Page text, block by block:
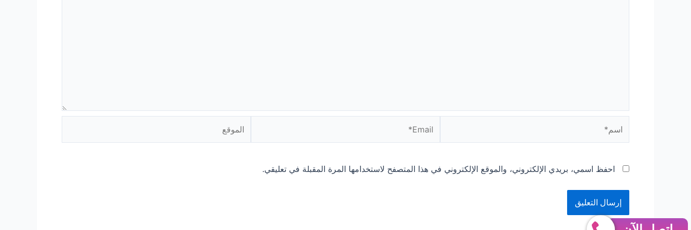
احفظ اسمي، بريدي الإلكتروني، والموقع الإلكتروني في هذا المتصفح لاستخدامها المرة المقبلة في تعليقي.